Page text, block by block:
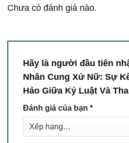
Chưa có đánh giá nào.
Hãy là người đầu tiên
Nhân Cung Xử Nữ: Sự
Hảo Giữa Kỷ Luật Và
Đánh giá của bạn *